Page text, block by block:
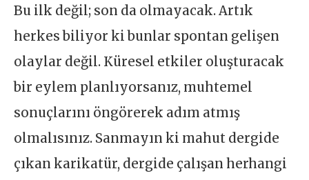
Bu ilk değil; son da olmayacak. Artık
herkes biliyor ki bunlar spontan gelişen
olaylar değil. Küresel etkiler oluşturacak
bir eylem planlıyorsanız, muhtemel
sonuçlarını öngörerek adım atmış
olmalısınız. Sanmayın ki mahut dergide
çıkan karikatür, dergide çalışan herhangi